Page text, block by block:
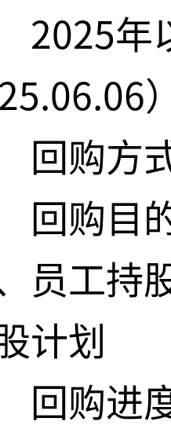
年
）
购方式
购目的
员工持
计划
购进度